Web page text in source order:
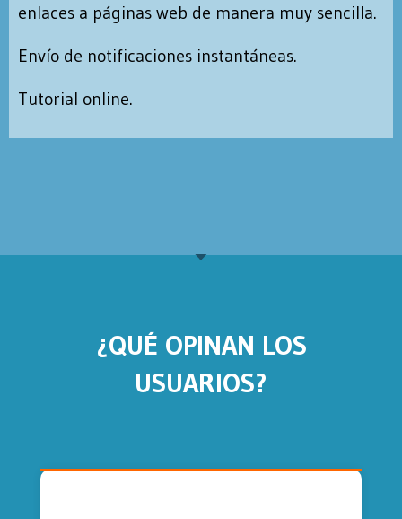
enlaces a páginas web de manera muy sencilla.
Envío de notificaciones instantáneas.
Tutorial online.
¿QUÉ OPINAN LOS
USUARIOS?